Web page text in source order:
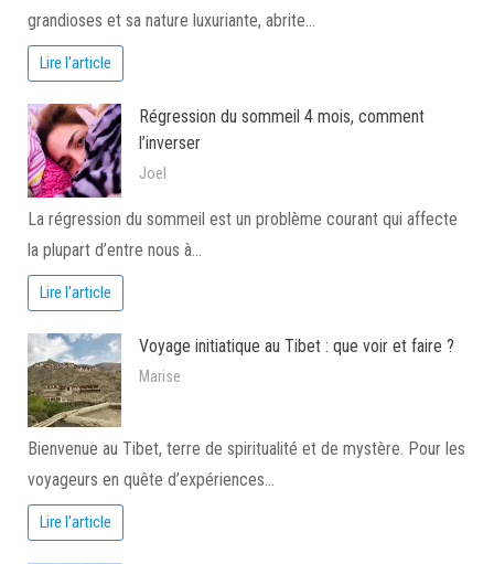
grandioses et sa nature luxuriante, abrite…
Lire l'article
Régression du sommeil 4 mois, comment
l’inverser
Joel
La régression du sommeil est un problème courant qui affecte
la plupart d’entre nous à…
Lire l'article
Voyage initiatique au Tibet : que voir et faire ?
Marise
Bienvenue au Tibet, terre de spiritualité et de mystère. Pour les
voyageurs en quête d’expériences…
Lire l'article